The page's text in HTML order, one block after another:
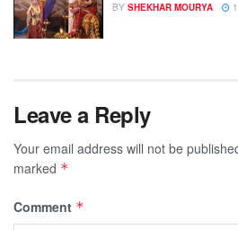
BY SHEKHAR MOURYA
Leave a Reply
Your email address will not be
marked *
Comment *